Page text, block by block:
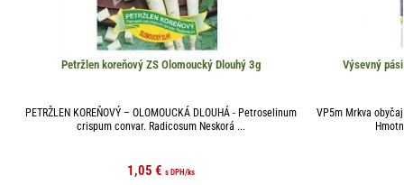
Petržlen koreňový ZS Olomoucký Dlouhý 3g
PETRŽLEN KOREŇOVÝ – OLOMOUCKÁ DLOUHÁ - Petroselinum
crispum convar. Radicosum Neskorá ...
1,05€ s DPH/ks
Výsevný
VP5m Mrkva